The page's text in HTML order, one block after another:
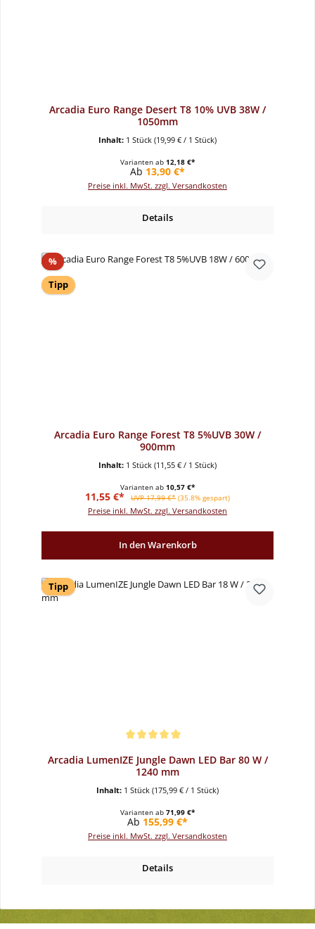
Arcadia Euro Range Desert T8 10% UVB 38W /
1050mm
Inhalt: 1 Stück (19,99 € / 1 Stück)
Varianten ab 12,18 €*
Regulärer Preis:
Ab 13,90 €*
Preise inkl. MwSt. zzgl. Versandkosten
Details
%Rabatt
Tipp
Arcadia Euro Range Forest T8 5%UVB 30W /
900mm
Inhalt: 1 Stück (11,55 € / 1 Stück)
Varianten ab 10,57 €*
Verkaufspreis:
11,55 €* Regulärer Preis:
UVP 17,99 €* (35.8% gespart)
Preise inkl. MwSt. zzgl. Versandkosten
In den Warenkorb
Tipp
Arcadia LumenIZE Jungle Dawn LED Bar 80 W /
1240 mm
Inhalt: 1 Stück (175,99 € / 1 Stück)
Varianten ab 71,99 €*
Regulärer Preis:
Ab 155,99 €*
Preise inkl. MwSt. zzgl. Versandkosten
Details